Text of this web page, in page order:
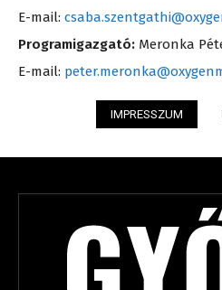
E-mail:
Programigazgató: Meronka
E-mail:
IMPRESSZUM